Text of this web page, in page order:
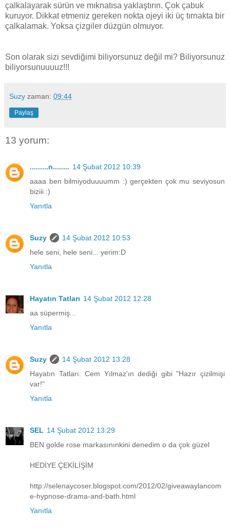
çalkalayarak sürün ve mıknatısa yaklaştırın. Çok çabuk
kuruyor. Dikkat etmeniz gereken nokta ojeyi iki üç tırnakta bir
çalkalamak. Yoksa çizgiler düzgün olmuyor.
Son olarak sizi sevdiğimi biliyorsunuz değil mi? Biliyorsunuz
biliyorsunuuuuz!!!
Suzy zaman: 09:44
Paylaş
13 yorum:
.........n........ 14 Şubat 2012 10:39
aaaa ben bilmiyoduuuumm :) gerçekten çok mu seviyosun
biziii :)
Yanıtla
Suzy
14 Şubat 2012 10:53
hele seni, hele seni... yerim:D
Yanıtla
Hayatın Tatları 14 Şubat 2012 12:28
aa süpermiş...
Yanıtla
Suzy
14 Şubat 2012 13:28
Hayatın Tatları: Cem Yılmaz'ın dediği gibi "Hazır çizilmişi
var!"
Yanıtla
SEL 14 Şubat 2012 13:29
BEN golde rose markasınınkini denedim o da çok güzel
HEDİYE ÇEKİLİŞİM
http://selenaycoser.blogspot.com/2012/02/giveawaylancom
e-hypnose-drama-and-bath.html
Yanıtla